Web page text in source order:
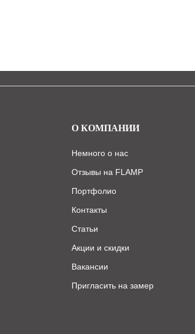
О КОМПАНИИ
Немного о нас
Отзывы на FLAMP
Портфолио
Контакты
Статьи
Акции и скидки
Вакансии
Пригласить на замер